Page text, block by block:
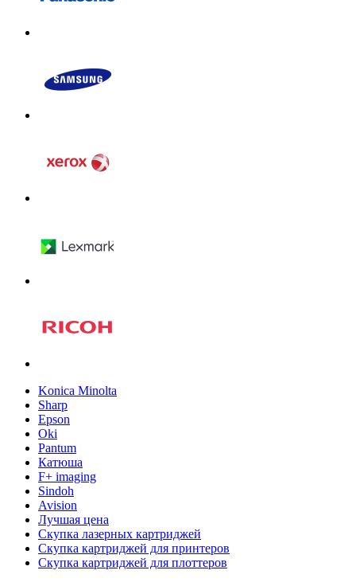
Konica Minolta
Sharp
Epson
Oki
Pantum
Катюша
F+ imaging
Sindoh
Avision
Лучшая цена
Скупка лазерных картриджей
Скупка картриджей для принтеров
Скупка картриджей для плоттеров